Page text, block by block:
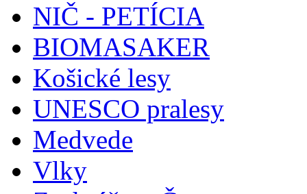
NIČ - PETÍCIA
BIOMASAKER
Košické lesy
UNESCO pralesy
Medvede
Vlky